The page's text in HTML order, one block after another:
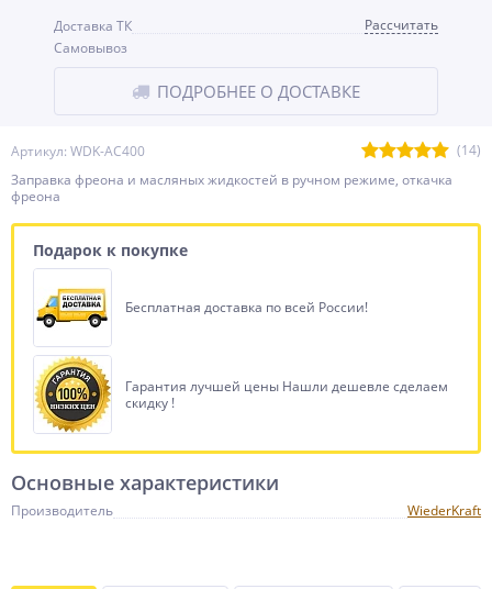
Артикул: WDK-AC400
(14)
Заправка фреона и масляных жидкостей в ручном режиме, откачка
фреона
Подарок к покупке
Бесплатная доставка по всей России!
Гарантия лучшей цены Нашли дешевле сделаем
скидку !
Доставка ТК
Рассчитать
Самовывоз
ПОДРОБНЕЕ О ДОСТАВКЕ
Основные характеристики
Производитель WiederKraft